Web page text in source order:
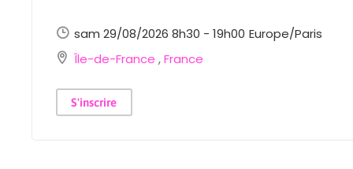
sam 29/08/2026 8h30 - 19h00 Europe/Paris
Île-de-France ,France
S'inscrire